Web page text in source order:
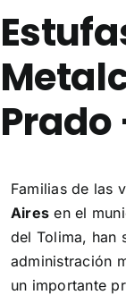
Prado
Familias de las
Aires en el
del Tolima, han
administración
un importante